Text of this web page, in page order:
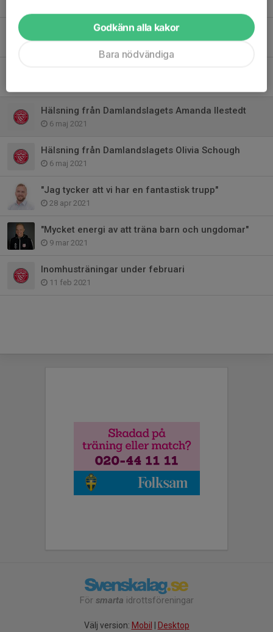
Dags att gå ut!
Hälsning från Damlandslagets Amanda Ilestedt
6 maj 2021
Hälsning från Damlandslagets Olivia Schough
6 maj 2021
"Jag tycker att vi har en fantastisk trupp"
28 apr 2021
"Mycket energi av att träna barn och ungdomar"
9 mar 2021
Inomhusträningar under februari
11 feb 2021
För smarta idrottsföreningar
Välj version: Mobil Desktop
Godkänn alla kakor
Bara nödvändiga